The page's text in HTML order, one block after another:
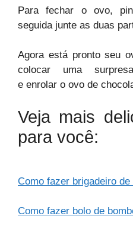
Para fechar o ovo,
seguida junte as duas
Agora está pronto seu
colocar uma
e enrolar o ovo de
Veja mais
para você:
Como fazer brigadeiro
Como fazer bolo de